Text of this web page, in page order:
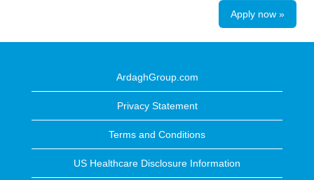
Apply now »
ArdaghGroup.com
Privacy Statement
Terms and Conditions
US Healthcare Disclosure Information